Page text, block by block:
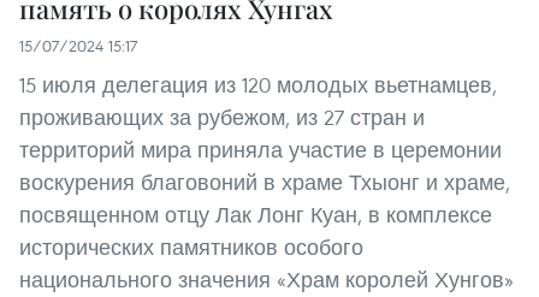
память о королях Хунгах
15/07/2024 15:17
15 июля делегация из 120 молодых вьетнамцев,
проживающих за рубежом, из 27 стран и
территорий мира приняла участие в церемонии
воскурения благовоний в храме Тхыонг и храме,
посвященном отцу Лак Лонг Куан, в комплексе
исторических памятников особого
национального значения «Храм королей Хунгов»